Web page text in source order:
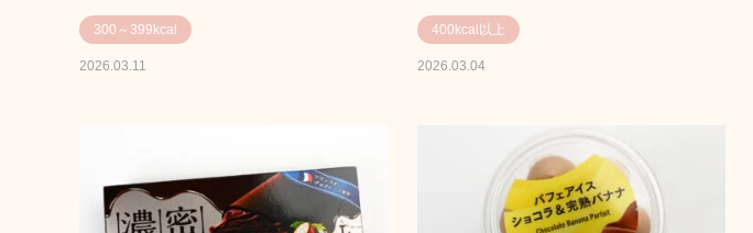
300～399kcal
2026.03.11
400kcal以上
2026.03.04